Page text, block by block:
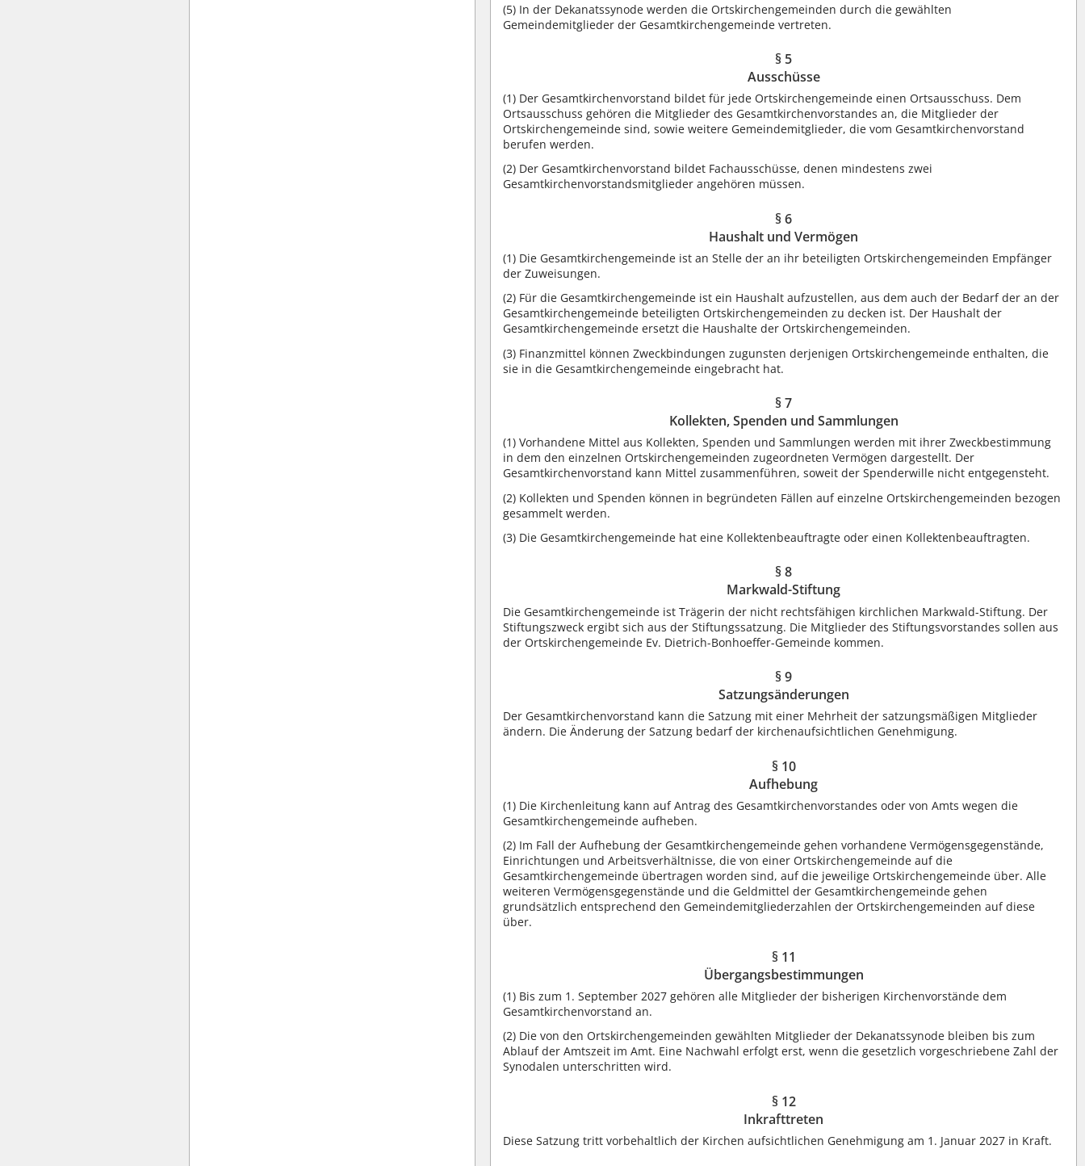
(5) In der Dekanatssynode werden die Ortskirchengemeinden durch die gewählten
Gemeindemitglieder der Gesamtkirchengemeinde vertreten.
§ 5
Ausschüsse
(1) Der Gesamtkirchenvorstand bildet für jede Ortskirchengemeinde einen Ortsausschuss. Dem
Ortsausschuss gehören die Mitglieder des Gesamtkirchenvorstandes an, die Mitglieder der
Ortskirchengemeinde sind, sowie weitere Gemeindemitglieder, die vom Gesamtkirchenvorstand
berufen werden.
(2) Der Gesamtkirchenvorstand bildet Fachausschüsse, denen mindestens zwei
Gesamtkirchenvorstandsmitglieder angehören müssen.
§ 6
Haushalt und Vermögen
(1) Die Gesamtkirchengemeinde ist an Stelle der an ihr beteiligten Ortskirchengemeinden Empfänger
der Zuweisungen.
(2) Für die Gesamtkirchengemeinde ist ein Haushalt aufzustellen, aus dem auch der Bedarf der an der
Gesamtkirchengemeinde beteiligten Ortskirchengemeinden zu decken ist. Der Haushalt der
Gesamtkirchengemeinde ersetzt die Haushalte der Ortskirchengemeinden.
(3) Finanzmittel können Zweckbindungen zugunsten derjenigen Ortskirchengemeinde enthalten, die
sie in die Gesamtkirchengemeinde eingebracht hat.
§ 7
Kollekten, Spenden und Sammlungen
(1) Vorhandene Mittel aus Kollekten, Spenden und Sammlungen werden mit ihrer Zweckbestimmung
in dem den einzelnen Ortskirchengemeinden zugeordneten Vermögen dargestellt. Der
Gesamtkirchenvorstand kann Mittel zusammenführen, soweit der Spenderwille nicht entgegensteht.
(2) Kollekten und Spenden können in begründeten Fällen auf einzelne Ortskirchengemeinden bezogen
gesammelt werden.
(3) Die Gesamtkirchengemeinde hat eine Kollektenbeauftragte oder einen Kollektenbeauftragten.
§ 8
Markwald-Stiftung
Die Gesamtkirchengemeinde ist Trägerin der nicht rechtsfähigen kirchlichen Markwald-Stiftung. Der
Stiftungszweck ergibt sich aus der Stiftungssatzung. Die Mitglieder des Stiftungsvorstandes sollen aus
der Ortskirchengemeinde Ev. Dietrich-Bonhoeffer-Gemeinde kommen.
§ 9
Satzungsänderungen
Der Gesamtkirchenvorstand kann die Satzung mit einer Mehrheit der satzungsmäßigen Mitglieder
ändern. Die Änderung der Satzung bedarf der kirchenaufsichtlichen Genehmigung.
§ 10
Aufhebung
(1) Die Kirchenleitung kann auf Antrag des Gesamtkirchenvorstandes oder von Amts wegen die
Gesamtkirchengemeinde aufheben.
(2) Im Fall der Aufhebung der Gesamtkirchengemeinde gehen vorhandene Vermögensgegenstände,
Einrichtungen und Arbeitsverhältnisse, die von einer Ortskirchengemeinde auf die
Gesamtkirchengemeinde übertragen worden sind, auf die jeweilige Ortskirchengemeinde über. Alle
weiteren Vermögensgegenstände und die Geldmittel der Gesamtkirchengemeinde gehen
grundsätzlich entsprechend den Gemeindemitgliederzahlen der Ortskirchengemeinden auf diese
über.
§ 11
Übergangsbestimmungen
(1) Bis zum 1. September 2027 gehören alle Mitglieder der bisherigen Kirchenvorstände dem
Gesamtkirchenvorstand an.
(2) Die von den Ortskirchengemeinden gewählten Mitglieder der Dekanatssynode bleiben bis zum
Ablauf der Amtszeit im Amt. Eine Nachwahl erfolgt erst, wenn die gesetzlich vorgeschriebene Zahl der
Synodalen unterschritten wird.
§ 12
Inkrafttreten
Diese Satzung tritt vorbehaltlich der Kirchen aufsichtlichen Genehmigung am 1. Januar 2027 in Kraft.